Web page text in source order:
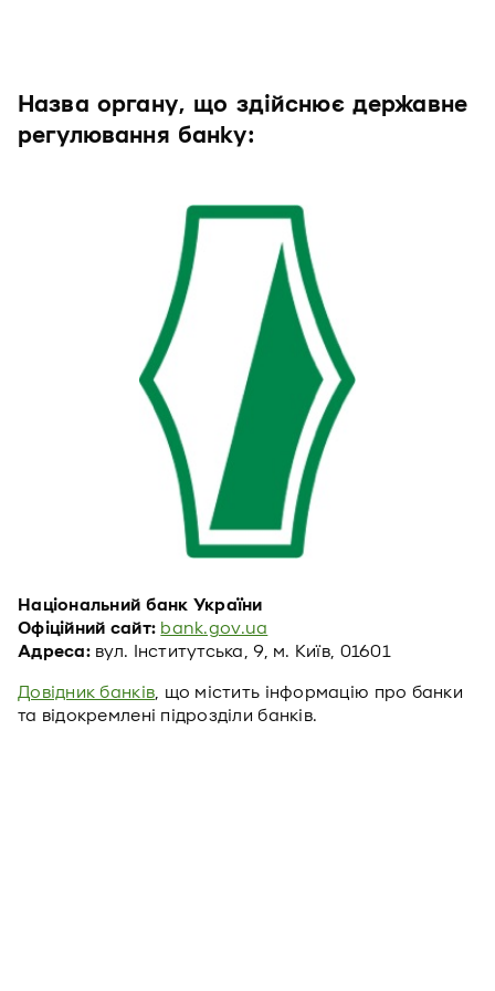
Назва органу, що здійснює державне
регулювання банку:
Національний банк України
Офіційний сайт: bank.gov.ua
Адреса:вул. Інститутська, 9, м. Київ, 01601
Довідник банків, що містить інформацію про банки
та відокремлені підрозділи банків.